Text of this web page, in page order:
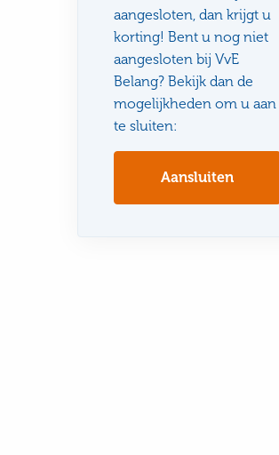
aangesloten, dan krijgt u
korting! Bent u nog niet
aangesloten bij VvE
Belang? Bekijk dan de
mogelijkheden om u aan
te sluiten:
Aansluiten